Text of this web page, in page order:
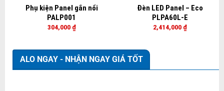
Phụ kiện Panel gắn nổi
PALP001
304,000 ₫
Đèn LED Panel – Eco
PLPA60L-E
2,414,000 ₫
ALO NGAY - NHẬN NGAY GIÁ TỐT